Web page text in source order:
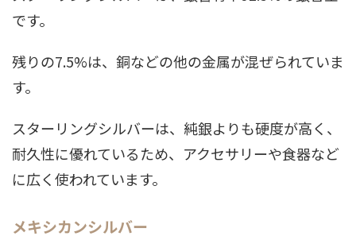
です。
残りの7.5%は、銅などの他の金属が混ぜられていま
す。
スターリングシルバーは、純銀よりも硬度が高く、
耐久性に優れているため、アクセサリーや食器など
に広く使われています。
メキシカンシルバー